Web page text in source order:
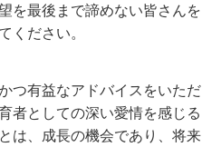
を最後まで諦めない皆さんを
ください。
つ有益なアドバイスをいただ
者としての深い愛情を感じる
は、成長の機会であり、将来